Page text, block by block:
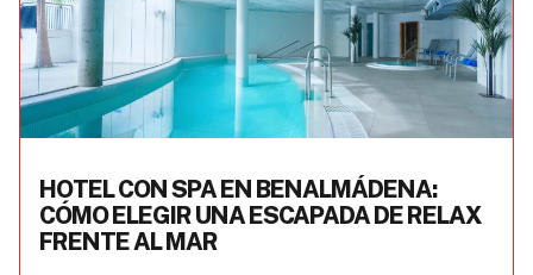
HOTEL CON SPA EN BENALMÁDENA:
CÓMO ELEGIR UNA ESCAPADA DE RELAX
FRENTE AL MAR